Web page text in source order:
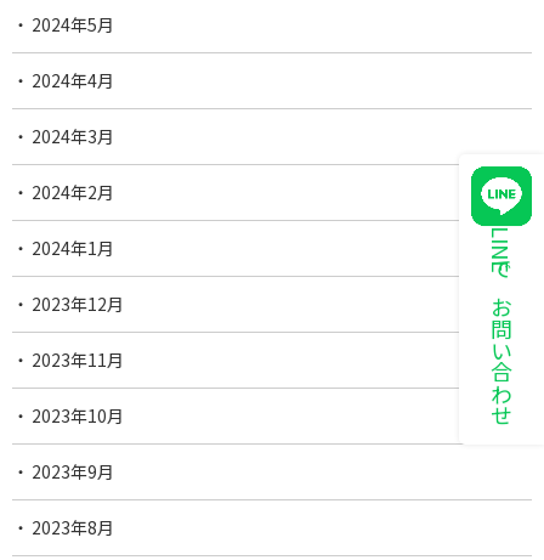
LINEでお問い合わせ
2024年5月
2024年4月
2024年3月
2024年2月
2024年1月
2023年12月
2023年11月
2023年10月
2023年9月
2023年8月